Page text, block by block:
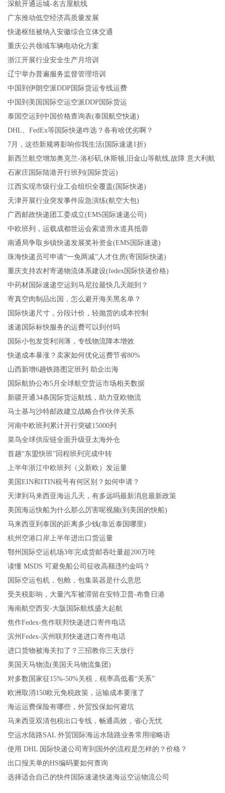
深航开通运城-名古屋航线
广东推动低空经济高质量发展
快递枢纽被纳入安徽综合立体交通
重庆公共领域车辆电动化方案
浙江开展行业安全生产月培训
辽宁举办普遍服务监督管理培训
中国到伊朗空派DDP国际货运专线运费
中国到美国国际空运空派DDP国际货运
泰国空运到中国价格查询表(泰国航空快递)
DHL、FedEx等国际快递咋选？各有啥优劣啊？
7月，这些新规将影响你我生活(国际速递1折)
新西兰航空增加奥克兰-洛杉矶,休斯顿,旧金山等航线,故障 意大利航
石家庄国际陆港开行班列(国际货运)
江西实现市级行业工会组织全覆盖(国际快递)
天津开展行业突发事件应急演练(航空大包)
广西邮政快递团工委成立(EMS国际速递公司)
中欧班列，运载成都世运会索道滑水道具抵蓉
南通局争取乡镇快递发展奖补资金(EMS国际速递)
珠海快递员可申请“一免两减”人才住房(寄国际快递)
重庆支持农村寄递物流体系建设(fedex国际快递价格)
中药材国际速递空运到马尼拉最快几天能到？
寄真空肉制品出国，怎么避开海关黑名单？
国际快递尺寸，分段计价，轻抛货的成本控制
速递国际标快服务的运费可以到付吗
国际小包发货利润薄，专线物流降本增效
快递成本暴涨？卖家如何优化运费节省80%
山西新增6趟铁路图定班列 助企出海
国际航协公布5月全球航空货运市场相关数据
新疆开通34条国际货运航线，助力亚欧物流
马士基与沙特邮政建立战略合作伙伴关系
河南中欧班列累计开行突破15000列
菜鸟全球供应链全面升级亚太海外仓
首趟“东盟快班”回程班列完成中转
上半年浙江中欧班列（义新欧）发运量
美国EIN和ITIN税号有何区别？如何申请？
天津到马来西亚海运几天，有多远吗最新消息最新政策
美国海运快船为什么那么厉害呢视频(到美国的快船)
马来西亚到泰国的距离多少钱(靠近泰国哪里)
杭州空港口岸上半年进出口货运量
鄂州国际空运机场3年完成货邮吞吐量超200万吨
读懂 MSDS 可避免船公司征收高额违约金吗？
国际空运包机，包舱，包集装器是什么意思
受关税影响，大量汽车被滞留在安特卫普-布鲁日港
海南航空西安-大阪国际航线盛大起航
焦作Fedex-焦作联邦快递进口寄件电话
滨州Fedex-滨州联邦快递进口寄件电话
进口货物被海关扣了？三招教你三天放行
美国天马物流(美国天马物流集团)
对多数国家征15%-50%关税，税率高低看“关系”
欧洲取消150欧元免税政策，运输成本要涨了
海运运费保险有哪些，外贸投保如何避坑
马来西亚双清包税出口专线，畅通高效，省心无忧
空运水陆路SAL 外贸国际海运水陆路业务常用缩略语
使用 DHL 国际快递公司寄到国外的流程是怎样的？价格？
出口报关单的HS编码要如何查询
选择适合自己的快件国际速递快递海运空运物流公司